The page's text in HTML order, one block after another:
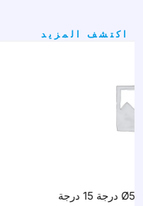
اكتشف المزيد